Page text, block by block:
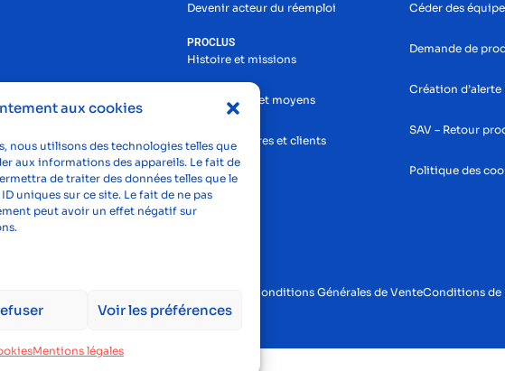
aux cookies
nous utilisons des technologies telles que
aux informations des appareils. Le fait de
de traiter des données telles que le
uniques sur ce site. Le fait de ne pas
peut avoir un effet négatif sur
Voir les préférences
Mentions légales
Devenir acteur du réemploi
PROCLUS
Histoire et missions
Nos services et moyens
Nos partenaires et clients
Céder des
Demande de
Création
SAV – Retour
Politique des
Conditions Générales de VenteConditions de